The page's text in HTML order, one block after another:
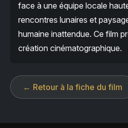
face à une équipe locale
rencontres lunaires et
humaine inattendue. Ce film
création cinématographique.
← Retour à la fiche du film